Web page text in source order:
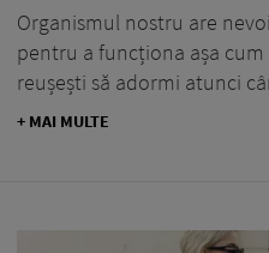
Organismul nostru are
pentru a funcționa așa
reușești să adormi atunci
+ MAI MULTE